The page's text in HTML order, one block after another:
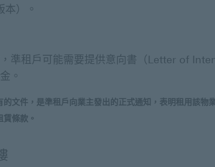
網站 內容將於新視窗顯示
本）。
準租戶可能需要提供意向書（Letter of
。
的文件，是準租戶向業主發出的正式通知，表明租用該物
條款。